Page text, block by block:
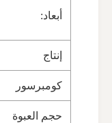
أبعاد:
إنتاج
كومبرسور
حجم العبوة